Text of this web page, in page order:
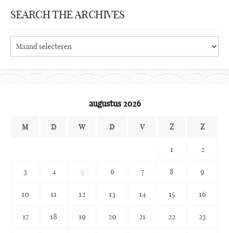
SEARCH THE ARCHIVES
the
augustus 2026
M D W D V Z Z
1 2
3 4 5 6 7 8 9
10 11 12 13 14 15 16
17 18 19 20 21 22 23